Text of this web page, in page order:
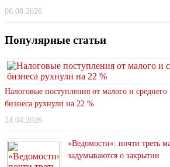
06.08.2026
Популярные статьи
Налоговые поступления от малого и среднего
бизнеса рухнули на 22 %
24.04.2026
«Ведомости»: почти треть
задумываются о закрытии